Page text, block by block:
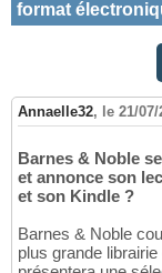
format
Annaelle32, le 21/
Barnes & Noble
et annonce son
et son Kindle ?
Barnes & Noble
plus grande